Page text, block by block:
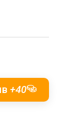
+40